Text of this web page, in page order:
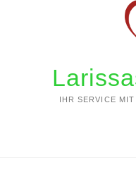
IHR SERVICE